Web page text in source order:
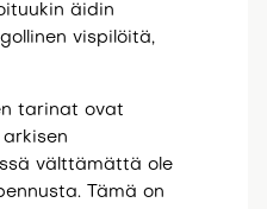
äidin
vispilöitä,
tarinat ovat
välttämättä ole
Tämä on